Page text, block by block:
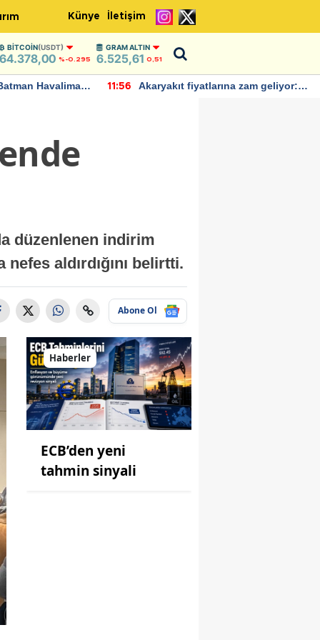
Künye İletişim
BITCOIN(USDT)
64.378,00 %-0.295
GRAM ALTIN
6.525,61 0,51
Havalimanı
11:56
Akaryakıt fiyatlarına zam geliyor:
düzenlenen indirim
aldırdığını belirtti.
Abone Ol
Haberler
ECB’den yeni
tahmin sinyali